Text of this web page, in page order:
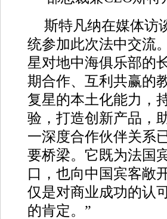
斯特凡纳在媒体访
统参加此次法中交流
星对地中海俱乐部的
期合作、互利共赢的
复星的本土化能力，
验，打造创新产品，
一深度合作伙伴关系
要桥梁。它既为法国
口，也向中国宾客敞
仅是对商业成功的认
的肯定。”